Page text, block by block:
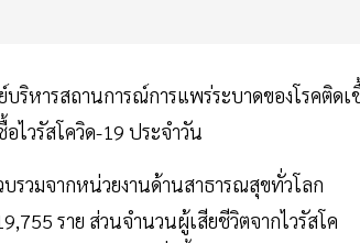
ริหารสถานการณ์การแพร่ระบาดของโรคติดเ
ไวรัสโควิด-19 ประจำวัน
รวมจากหน่วยงานด้านสาธารณสุขทั่วโลก
ราย ส่วนจำนวนผู้เสียชีวิตจากไวรัสโค